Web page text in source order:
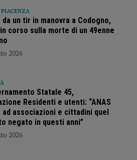
un tir in manovra a Codogno,
corso sulla morte di un 49enne
2026
Statale 45,
Residenti e utenti: “ANAS
ad associazioni e cittadini quel
negato in questi anni”
2026